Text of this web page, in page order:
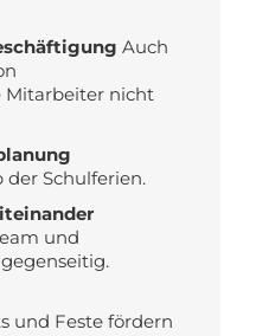
Auch
Mitarbeiter nicht
der Schulferien.
und
und Feste fördern